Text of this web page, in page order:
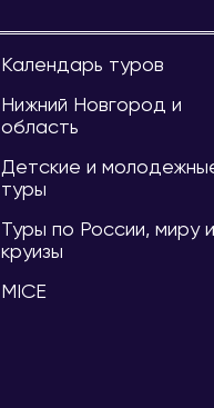
Календарь туров
Нижний Новгород и
область
Детские и
туры
Туры по России, миру и
круизы
MICE